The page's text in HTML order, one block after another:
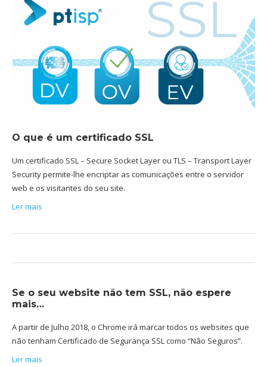
O que é um certificado SSL
Um certificado SSL – Secure Socket Layer ou TLS – Transport Layer
Security permite-lhe encriptar as comunicações entre o servidor
web e os visitantes do seu site.
Ler mais
Se o seu website não tem SSL, não espere
mais…
A partir de Julho 2018, o Chrome irá marcar todos os websites que
não tenham Certificado de Segurança SSL como “Não Seguros”.
Ler mais